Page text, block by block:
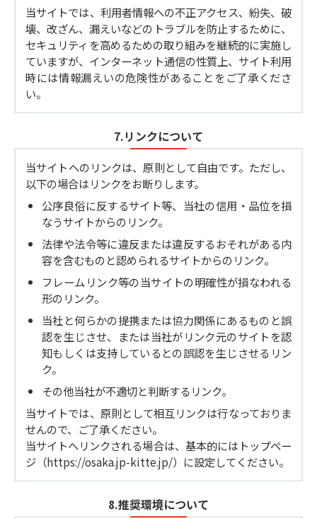
当サイトでは、利用者情報への不正アクセス、紛失、破
壊、改ざん、漏えいなどのトラブルを防止するために、
セキュリティを高めるための取り組みを継続的に実施し
ていますが、インターネット通信の性質上、サイト利用
時には情報漏えいの危険性があることをご了承くださ
い。
7.リンクについて
当サイトへのリンクは、原則として自由です。ただし、
以下の場合はリンクをお断りします。
公序良俗に反するサイト等、当社の信用・品位を損
なうサイトからのリンク。
法律や法令等に違反または違反するおそれがある内
容を含むものと認められるサイトからのリンク。
フレームリンク等の当サイトの明確性が損なわれる
形のリンク。
当社と何らかの提携または協力関係にあるものと誤
認を生じさせ、または当社がリンク元のサイトを認
知もしくは支持しているとの誤認を生じさせるリン
ク。
その他当社が不適切と判断するリンク。
当サイトでは、原則として相互リンクは行なっておりま
せんので、ご了承ください。
当サイトへリンクされる場合は、基本的にはトップペー
ジ（https://osaka.jp-kitte.jp/）に設定してください。
8.推奨環境について